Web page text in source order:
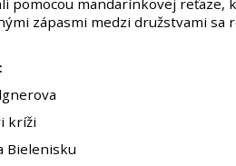
pomocou mandarínkovej reťaze,
zápasmi medzi družstvami sa
kríži
Bielenisku